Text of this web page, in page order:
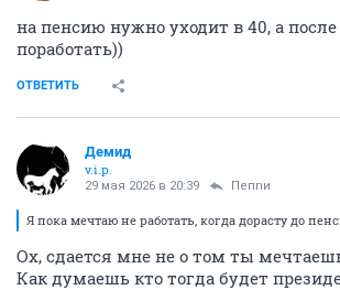
на пенсию нужно уходит в 40, а
поработать))
ОТВЕТИТЬ
Демид
v.i.p.
29 мая 2026 в 20:39 Пепnи
Я пока мечтаю не работать, когда дорасту до
Ох, сдается мне не о том ты
Как думаешь кто тогда будет